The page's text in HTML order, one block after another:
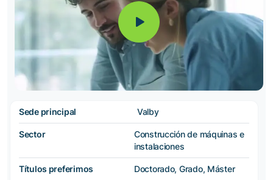
Sede principal Valby
Sector
Construcción de máquinas e
instalaciones
Títulos preferimos Doctorado, Grado, Máster